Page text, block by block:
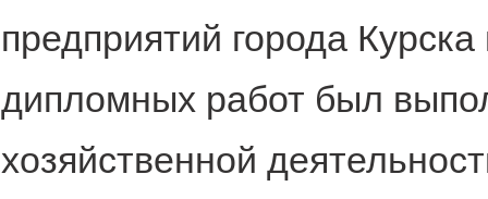
предприятий города
дипломных работ был
хозяйственной